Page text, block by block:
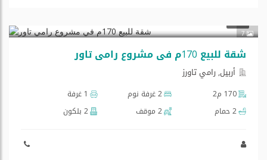
7
شقة للبیع 170م في مشروع رامي تاور
أربيل, رامي تاورز
170 م2 2 غرفة نوم
1 غرفة
2 حمام
2 موقف 2 بلكون